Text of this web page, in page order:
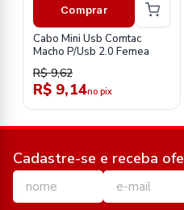
Comprar
Cabo Mini Usb Comtac
Macho P/Usb 2.0 Femea
R$ 9,62
R$ 9,14no pix
Cadastre-se e receba